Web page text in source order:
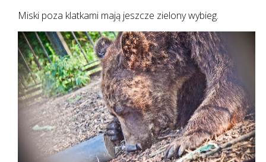
Miski poza klatkami mają jeszcze zielony wybieg.